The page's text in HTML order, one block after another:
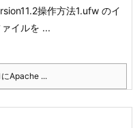
11.2操作方法1.ufw のイ
イルを ...
Apache ...